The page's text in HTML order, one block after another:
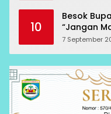
10
Besok
“Jangan
7 September